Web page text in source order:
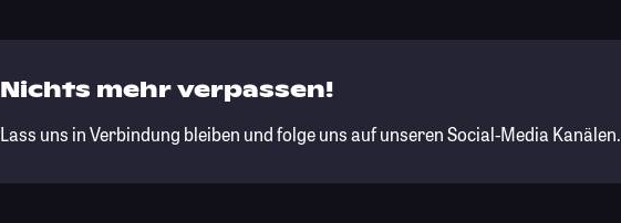
Nichts mehr verpassen!
Lass uns in Verbindung bleiben und folge uns auf unseren Social-Media Kanälen.